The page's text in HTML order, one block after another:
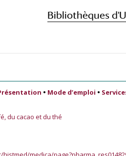
Bibliothèques
• Mode d’emploi •
du cacao et du thé